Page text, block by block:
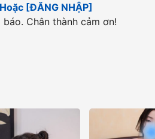
[ĐĂNG NHẬP]
Chân thành cảm ơn!